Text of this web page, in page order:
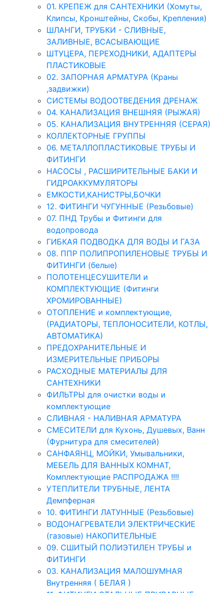
01. КРЕПЕЖ для САНТЕХНИКИ (Хомуты,
Клипсы, Кронштейны, Скобы, Крепления)
ШЛАНГИ, ТРУБКИ - СЛИВНЫЕ,
ЗАЛИВНЫЕ, ВСАСЫВАЮЩИЕ
ШТУЦЕРА, ПЕРЕХОДНИКИ, АДАПТЕРЫ
ПЛАСТИКОВЫЕ
02. ЗАПОРНАЯ АРМАТУРА (Краны
,задвижки)
СИСТЕМЫ ВОДООТВЕДЕНИЯ ДРЕНАЖ
04. КАНАЛИЗАЦИЯ ВНЕШНЯЯ (РЫЖАЯ)
05. КАНАЛИЗАЦИЯ ВНУТРЕННЯЯ (СЕРАЯ)
КОЛЛЕКТОРНЫЕ ГРУППЫ
06. МЕТАЛЛОПЛАСТИКОВЫЕ ТРУБЫ И
ФИТИНГИ
НАСОСЫ , РАСШИРИТЕЛЬНЫЕ БАКИ И
ГИДРОАККУМУЛЯТОРЫ
ЕМКОСТИ,КАНИСТРЫ,БОЧКИ
12. ФИТИНГИ ЧУГУННЫЕ (Резьбовые)
07. ПНД Трубы и Фитинги для
водопровода
ГИБКАЯ ПОДВОДКА ДЛЯ ВОДЫ И ГАЗА
08. ППР ПОЛИПРОПИЛЕНОВЫЕ ТРУБЫ И
ФИТИНГИ (белые)
ПОЛОТЕНЦЕСУШИТЕЛИ и
КОМПЛЕКТУЮЩИЕ (Фитинги
ХРОМИРОВАННЫЕ)
ОТОПЛЕНИЕ и комплектующие,
(РАДИАТОРЫ, ТЕПЛОНОСИТЕЛИ, КОТЛЫ,
АВТОМАТИКА)
ПРЕДОХРАНИТЕЛЬНЫЕ И
ИЗМЕРИТЕЛЬНЫЕ ПРИБОРЫ
РАСХОДНЫЕ МАТЕРИАЛЫ ДЛЯ
САНТЕХНИКИ
ФИЛЬТРЫ для очистки воды и
комплектующие
СЛИВНАЯ - НАЛИВНАЯ АРМАТУРА
СМЕСИТЕЛИ для Кухонь, Душевых, Ванн
(Фурнитура для смесителей)
САНФАЯНЦ, МОЙКИ, Умывальники,
МЕБЕЛЬ ДЛЯ ВАННЫХ КОМНАТ,
Комплектующие РАСПРОДАЖА !!!!
УТЕПЛИТЕЛИ ТРУБНЫЕ, ЛЕНТА
Демпферная
10. ФИТИНГИ ЛАТУННЫЕ (Резьбовые)
ВОДОНАГРЕВАТЕЛИ ЭЛЕКТРИЧЕСКИЕ
(газовые) НАКОПИТЕЛЬНЫЕ
09. СШИТЫЙ ПОЛИЭТИЛЕН ТРУБЫ и
ФИТИНГИ
03. КАНАЛИЗАЦИЯ МАЛОШУМНАЯ
Внутренняя ( БЕЛАЯ )